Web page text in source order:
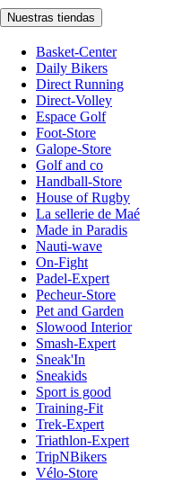
Nuestras tiendas
Basket-Center
Daily Bikers
Direct Running
Direct-Volley
Espace Golf
Foot-Store
Galope-Store
Golf and co
Handball-Store
House of Rugby
La sellerie de Maé
Made in Paradis
Nauti-wave
On-Fight
Padel-Expert
Pecheur-Store
Pet and Garden
Slowood Interior
Smash-Expert
Sneak'In
Sneakids
Sport is good
Training-Fit
Trek-Expert
Triathlon-Expert
TripNBikers
Vélo-Store